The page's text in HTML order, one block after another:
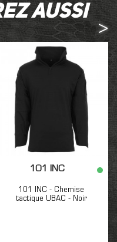
aussi
101 INC
101 INC - Chemise
tactique UBAC - Noir